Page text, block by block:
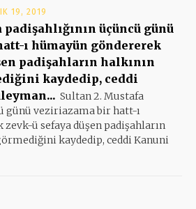
19, 2019
üçüncü günü
ı hümayün göndererek
padişahların halkının
kaydedip, ceddi
Sultan 2. Mustafa
günü veziriazama bir hatt-ı
ü sefaya düşen padişahların
kaydedip, ceddi Kanuni